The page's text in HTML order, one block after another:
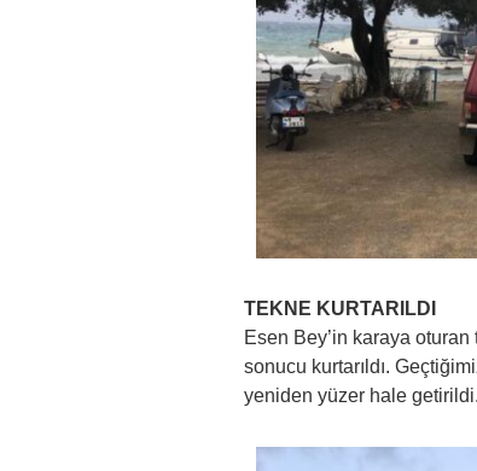
TEKNE KURTARILDI
Esen Bey’in karaya
sonucu kurtarıldı.
yeniden yüzer hale getirildi.